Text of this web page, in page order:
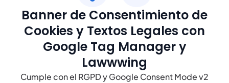
Banner de Consentimiento de
Cookies y Textos Legales con
Google Tag Manager y
Lawwwing
Cumple con el RGPD y Google Consent Mode v2